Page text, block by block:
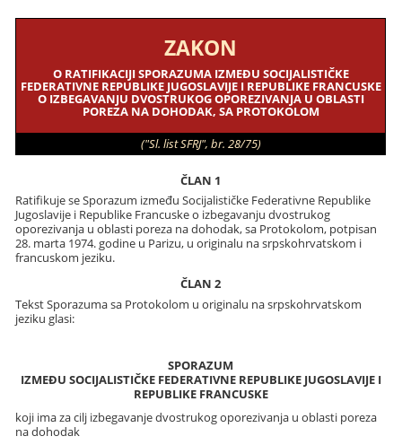
ZAKON
O RATIFIKACIJI SPORAZUMA IZMEĐU SOCIJALISTIČKE
FEDERATIVNE REPUBLIKE JUGOSLAVIJE I REPUBLIKE FRANCUSKE
O IZBEGAVANJU DVOSTRUKOG OPOREZIVANJA U OBLASTI
POREZA NA DOHODAK, SA PROTOKOLOM
("Sl. list SFRJ", br. 28/75)
ČLAN 1
Ratifikuje se Sporazum između Socijalističke Federativne Republike
Jugoslavije i Republike Francuske o izbegavanju dvostrukog
oporezivanja u oblasti poreza na dohodak, sa Protokolom, potpisan
28. marta 1974. godine u Parizu, u originalu na srpskohrvatskom i
francuskom jeziku.
ČLAN 2
Tekst Sporazuma sa Protokolom u originalu na srpskohrvatskom
jeziku glasi:
SPORAZUM
IZMEĐU SOCIJALISTIČKE FEDERATIVNE REPUBLIKE JUGOSLAVIJE I
REPUBLIKE FRANCUSKE
koji ima za cilj izbegavanje dvostrukog oporezivanja u oblasti poreza
na dohodak